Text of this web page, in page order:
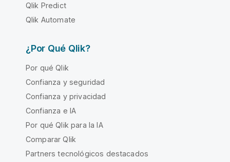
Qlik Predict
Qlik Automate
¿Por Qué Qlik?
Por qué Qlik
Confianza y seguridad
Confianza y privacidad
Confianza e IA
Por qué Qlik para la IA
Comparar Qlik
Partners tecnológicos destacados